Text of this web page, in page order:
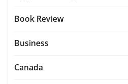
Book Review
Business
Canada